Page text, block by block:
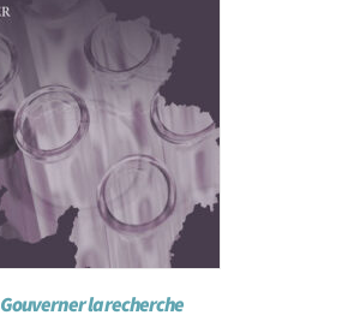
Gouverner la recherche